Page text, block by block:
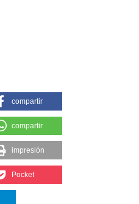
compartir
compartir
impresión
Pocket